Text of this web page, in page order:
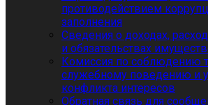
противодействием
заполнения
Сведения о доходах,
и обязательствах
Комиссия по соблюдению
служебному поведению и
конфликта интересов
Обратная связь для